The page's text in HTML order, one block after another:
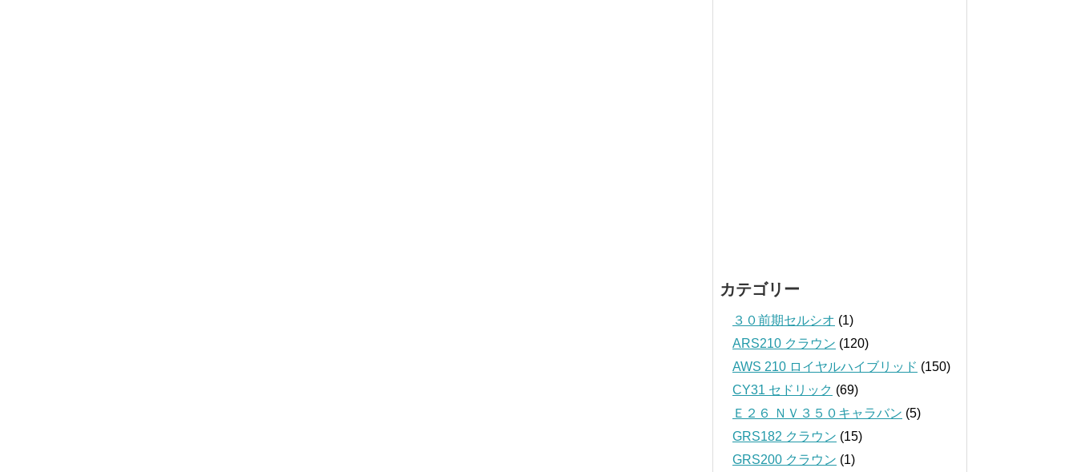
カテゴリー
３０前期セルシオ (1)
ARS210 クラウン (120)
AWS 210 ロイヤルハイブリッド (150)
CY31 セドリック (69)
Ｅ２６ ＮＶ３５０キャラバン (5)
GRS182 クラウン (15)
GRS200 クラウン (1)